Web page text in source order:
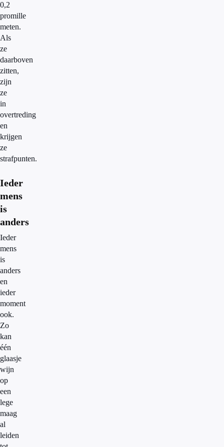
0,2
promille
meten.
Als
ze
daarboven
zitten,
zijn
ze
in
overtreding
en
krijgen
ze
strafpunten.
Ieder
mens
is
anders
Ieder
mens
is
anders
en
ieder
moment
ook.
Zo
kan
één
glaasje
wijn
op
een
lege
maag
al
leiden